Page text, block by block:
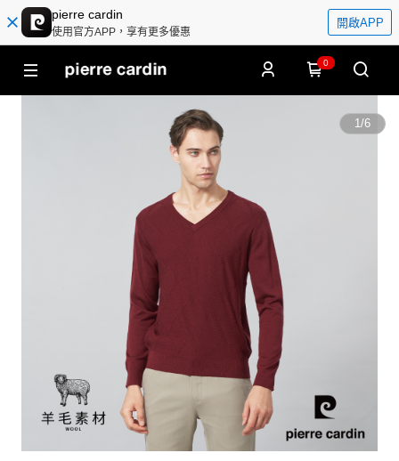
pierre cardin
使用官方APP，享有更多優惠
開啟APP
0
1/6